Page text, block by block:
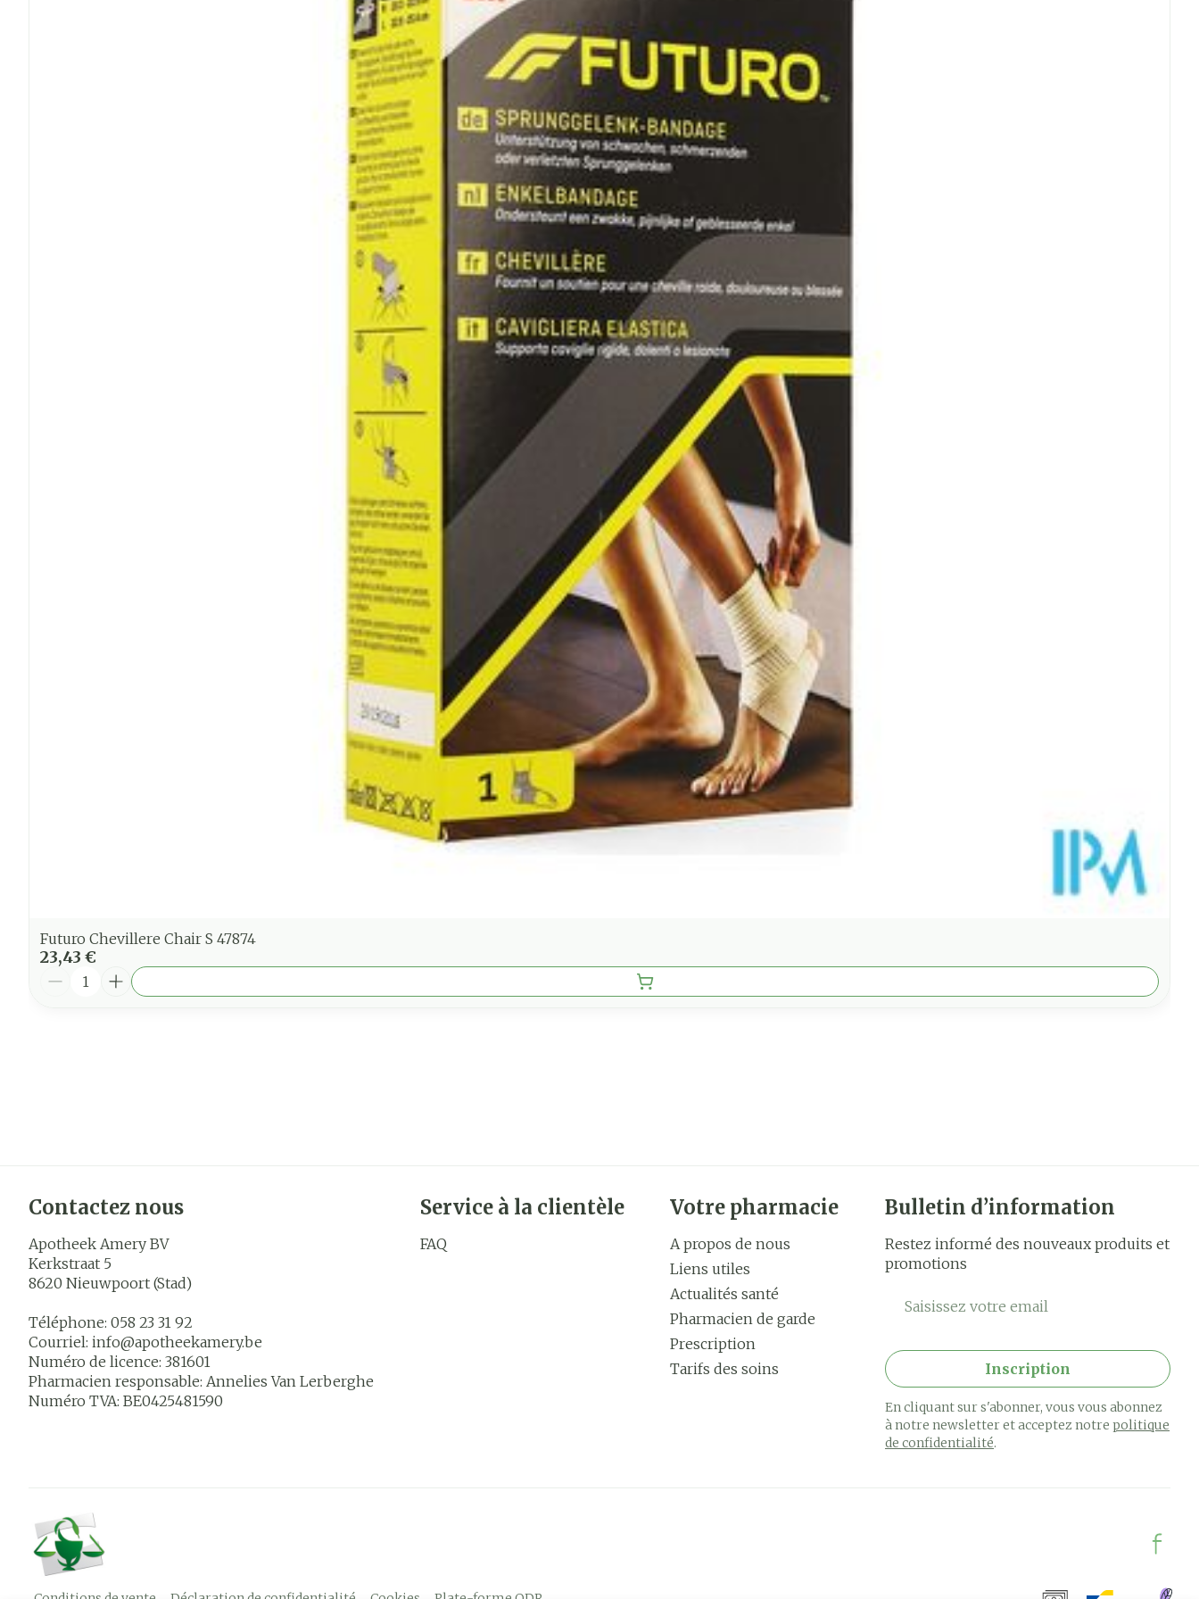
Futuro Chevillere Chair S 47874
23,43 €
Quantité
Contactez nous
Apotheek Amery BV
Kerkstraat 5
8620 Nieuwpoort (Stad)
Téléphone: 058 23 31 92
Courriel: info@apotheekamery.be
Numéro de licence: 381601
Pharmacien responsable: Annelies Van Lerberghe
Numéro TVA: BE0425481590
Service à la clientèle
FAQ
Votre pharmacie
A propos de nous
Liens utiles
Actualités santé
Pharmacien de garde
Prescription
Tarifs des soins
Bulletin d’information
Restez informé des nouveaux produits et
promotions
Adresse mail
Inscription
En cliquant sur s'abonner, vous vous abonnez
à notre newsletter et acceptez notrepolitique
de confidentialité.